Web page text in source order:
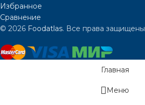
Избранное
Сравнение
© 2026 Foodatlas. Все права защищены
Главная
Меню